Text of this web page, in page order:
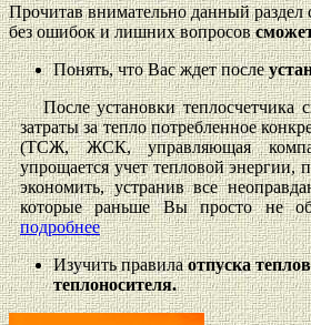
Прочитав внимательно данный раздел
без ошибок и лишних вопросов
Понять, что Вас ждет после
После установки теплосчетчика
затраты за тепло потребленное
(ТСЖ, ЖСК, управляющая
упрощается учет тепловой энергии,
экономить, устранив все
которые раньше Вы просто не
подробнее
Изучить правилаотпуска
теплоносителя.